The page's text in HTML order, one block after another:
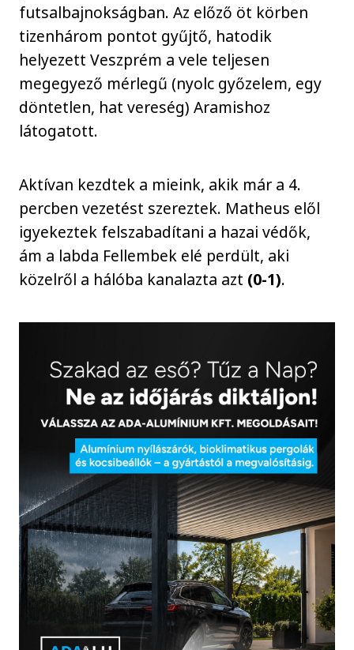
futsalbajnokságban. Az előző öt körben
tizenhárom pontot gyűjtő, hatodik
helyezett Veszprém a vele teljesen
megegyező mérlegű (nyolc győzelem, egy
döntetlen, hat vereség) Aramishoz
látogatott.
Aktívan kezdtek a mieink, akik már a 4.
percben vezetést szereztek. Matheus elől
igyekeztek felszabadítani a hazai védők,
ám a labda Fellembek elé perdült, aki
közelről a hálóba kanalazta azt (0-1).